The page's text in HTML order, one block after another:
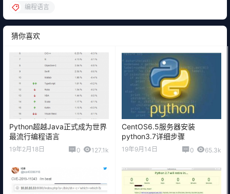
用户增速编程语言排行榜：JavaScript上升
随着 Nodejs 的大面积使用，前端开发后端化是一个较为
明显的趋势，JavaScript 正在从传统的前端开发走向后端
开发，这对 Java 语言的应用也会造成一定的影响。目前
JavaScript 的开源项目非常多，这在一定程度上也促进了
JavaScript 的应用和发展，所以对于 Java 程序员来说，
未来掌握JavaScript 也是有一定必要的。